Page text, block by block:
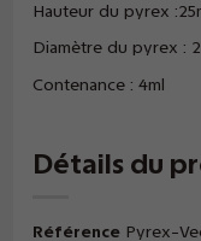
Hauteur du pyrex
Diamètre du pyrex :
Contenance : 4ml
Détails du
Référence Pyrex-